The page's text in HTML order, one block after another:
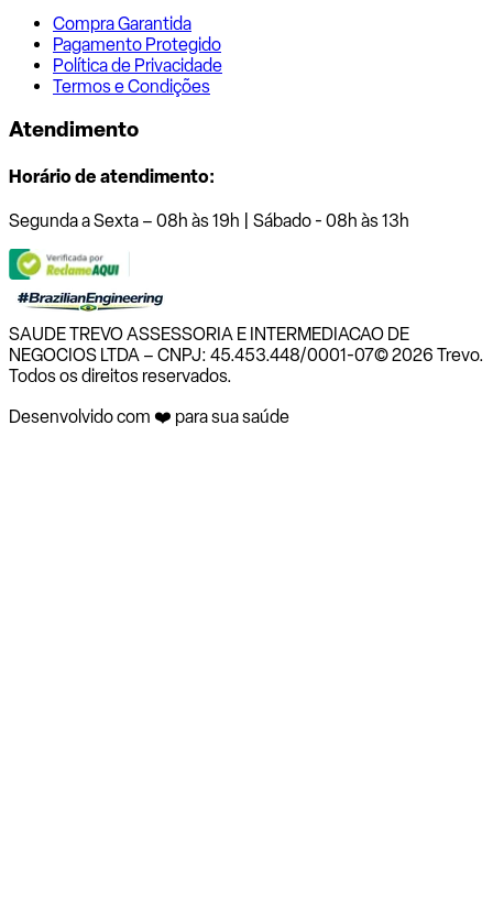
Compra Garantida
Pagamento Protegido
Política de Privacidade
Termos e Condições
Atendimento
Horário de atendimento:
Segunda a Sexta – 08h às 19h | Sábado - 08h às 13h
SAUDE TREVO ASSESSORIA E INTERMEDIACAO DE
NEGOCIOS LTDA – CNPJ: 45.453.448/0001-07© 2026 Trevo.
Todos os direitos reservados.
Desenvolvido com ❤️ para sua saúde